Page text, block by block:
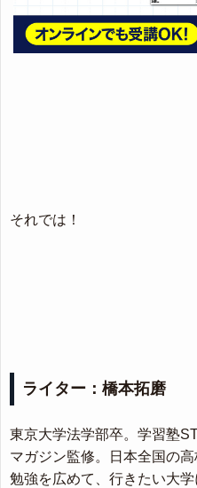
それでは！
ライター：橋本拓磨
東京大学法学部卒。学習塾
マガジン監修。日本全国の
勉強を広めて、行きたい大